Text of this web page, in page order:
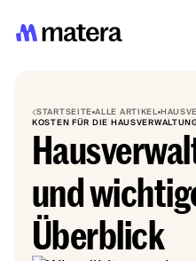
STARTSEITEALLE ARTIKEL
KOSTEN FÜR DIE
und
Überblick